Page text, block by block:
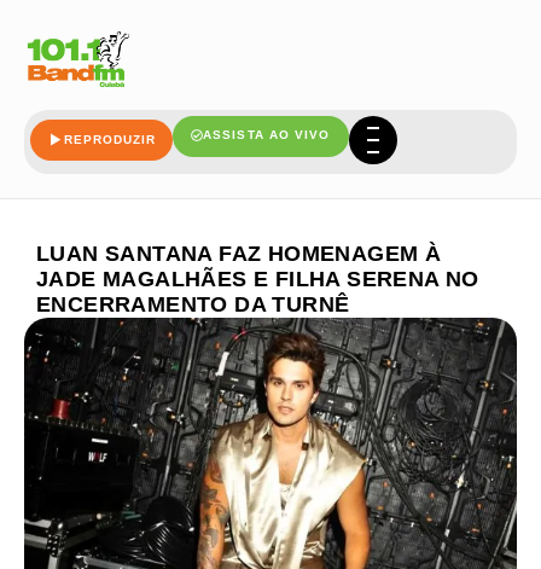
REPRODUZIR ASSISTA AO VIVO
LUAN SANTANA FAZ HOMENAGEM À
JADE MAGALHÃES E FILHA SERENA NO
ENCERRAMENTO DA TURNÊ